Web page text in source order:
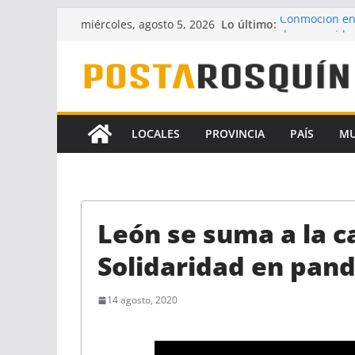
Saltar
contenido
miércoles, agosto 5, 2026 Lo último: Conmoción
Crece la
Florencia
la Ley de
Identificaron
coautores
LOCALES PROVINCIA PAÍS
León se suma a la
Solidaridad en
14 agosto, 2020